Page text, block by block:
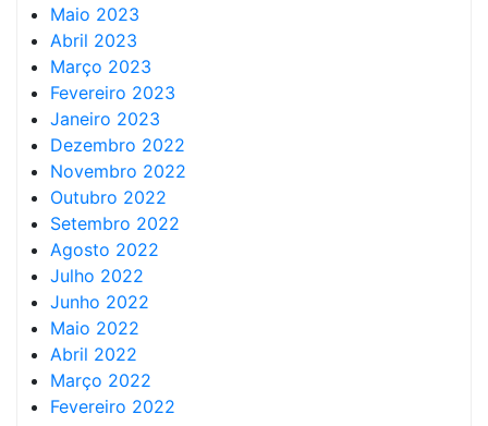
Maio 2023
Abril 2023
Março 2023
Fevereiro 2023
Janeiro 2023
Dezembro 2022
Novembro 2022
Outubro 2022
Setembro 2022
Agosto 2022
Julho 2022
Junho 2022
Maio 2022
Abril 2022
Março 2022
Fevereiro 2022